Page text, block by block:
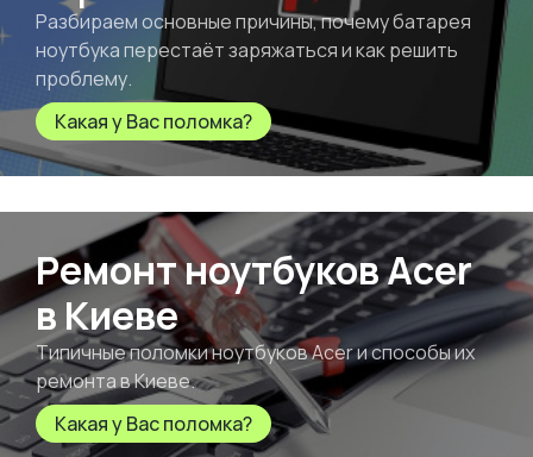
Разбираем основные причины, почему батарея
ноутбука перестаёт заряжаться и как решить
проблему.
Какая у Вас поломка?
Ремонт ноутбуков Acer
в Киеве
Типичные поломки ноутбуков Acer и способы их
ремонта в Киеве.
Какая у Вас поломка?